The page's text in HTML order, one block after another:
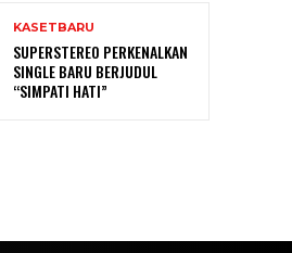
KASETBARU
SUPERSTEREO PERKENALKAN
SINGLE BARU BERJUDUL
“SIMPATI HATI”